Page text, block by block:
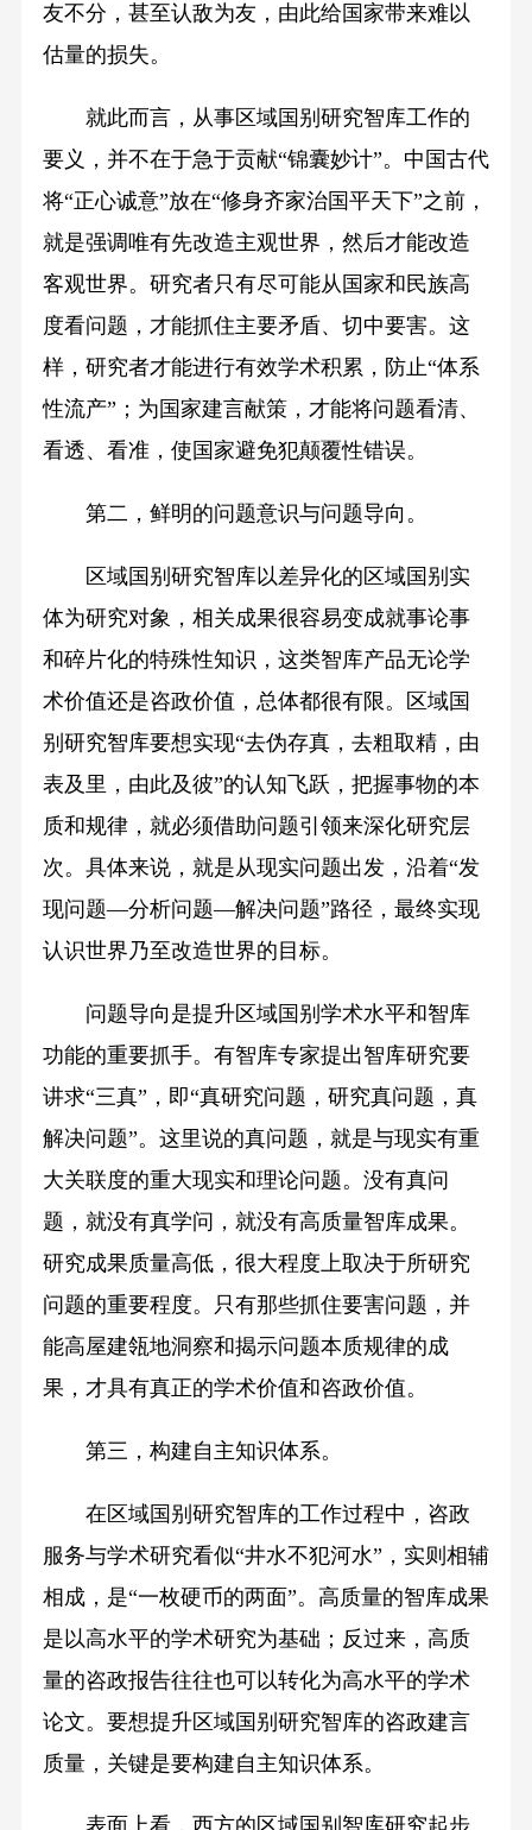
友不分，甚至认敌为友，由此给国家带来难以
估量的损失。
就此而言，从事区域国别研究智库工作的
要义，并不在于急于贡献“锦囊妙计”。中国古代
将“正心诚意”放在“修身齐家治国平天下”之前，
就是强调唯有先改造主观世界，然后才能改造
客观世界。研究者只有尽可能从国家和民族高
度看问题，才能抓住主要矛盾、切中要害。这
样，研究者才能进行有效学术积累，防止“体系
性流产”；为国家建言献策，才能将问题看清、
看透、看准，使国家避免犯颠覆性错误。
第二，鲜明的问题意识与问题导向。
区域国别研究智库以差异化的区域国别实
体为研究对象，相关成果很容易变成就事论事
和碎片化的特殊性知识，这类智库产品无论学
术价值还是咨政价值，总体都很有限。区域国
别研究智库要想实现“去伪存真，去粗取精，由
表及里，由此及彼”的认知飞跃，把握事物的本
质和规律，就必须借助问题引领来深化研究层
次。具体来说，就是从现实问题出发，沿着“发
现问题—分析问题—解决问题”路径，最终实现
认识世界乃至改造世界的目标。
问题导向是提升区域国别学术水平和智库
功能的重要抓手。有智库专家提出智库研究要
讲求“三真”，即“真研究问题，研究真问题，真
解决问题”。这里说的真问题，就是与现实有重
大关联度的重大现实和理论问题。没有真问
题，就没有真学问，就没有高质量智库成果。
研究成果质量高低，很大程度上取决于所研究
问题的重要程度。只有那些抓住要害问题，并
能高屋建瓴地洞察和揭示问题本质规律的成
果，才具有真正的学术价值和咨政价值。
第三，构建自主知识体系。
在区域国别研究智库的工作过程中，咨政
服务与学术研究看似“井水不犯河水”，实则相辅
相成，是“一枚硬币的两面”。高质量的智库成果
是以高水平的学术研究为基础；反过来，高质
量的咨政报告往往也可以转化为高水平的学术
论文。要想提升区域国别研究智库的咨政建言
质量，关键是要构建自主知识体系。